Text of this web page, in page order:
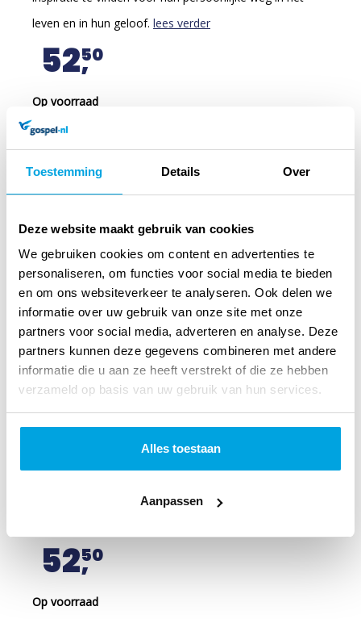
Toestemming Details Over
Deze website maakt gebruik van cookies
We gebruiken cookies om content en advertenties te
personaliseren, om functies voor social media te bieden
en om ons websiteverkeer te analyseren. Ook delen we
informatie over uw gebruik van onze site met onze
partners voor social media, adverteren en analyse. Deze
partners kunnen deze gegevens combineren met andere
informatie die u aan ze heeft verstrekt of die ze hebben
verzameld op basis van uw gebruik van hun services.
Alles toestaan
Aanpassen
leven en in hun geloof. lees verder
5250
Op voorraad
Voor 12 uur besteld, vandaag verzonden
In winkelmandje
NBV21 Tienerbijbel (oranje)
Het hebben van een eigen Bijbel stimuleert tieners om
er sneller in te gaan lezen en zo bemoediging en
inspiratie te vinden voor hun persoonlijke weg in het
5250
Op voorraad